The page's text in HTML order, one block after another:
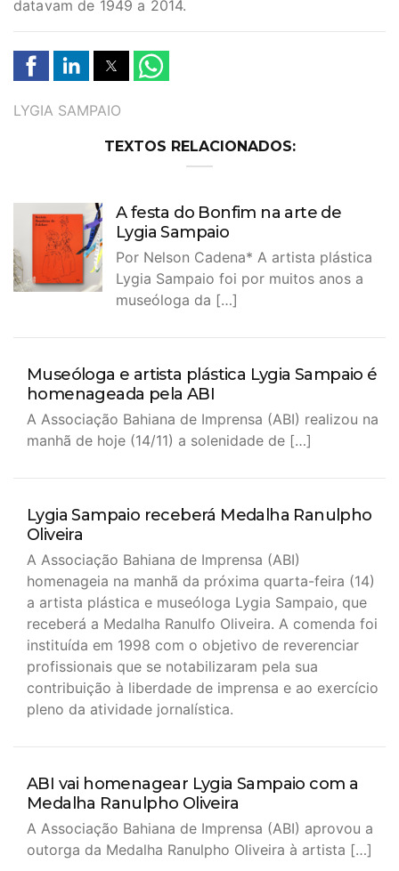
datavam de 1949 a 2014.
TAGS
LYGIA SAMPAIO
TEXTOS RELACIONADOS:
A festa do Bonfim na arte de
Lygia Sampaio
Por Nelson Cadena* A artista plástica
Lygia Sampaio foi por muitos anos a
museóloga da […]
Museóloga e artista plástica Lygia Sampaio é
homenageada pela ABI
A Associação Bahiana de Imprensa (ABI) realizou na
manhã de hoje (14/11) a solenidade de […]
Lygia Sampaio receberá Medalha Ranulpho
Oliveira
A Associação Bahiana de Imprensa (ABI)
homenageia na manhã da próxima quarta-feira (14)
a artista plástica e museóloga Lygia Sampaio, que
receberá a Medalha Ranulfo Oliveira. A comenda foi
instituída em 1998 com o objetivo de reverenciar
profissionais que se notabilizaram pela sua
contribuição à liberdade de imprensa e ao exercício
pleno da atividade jornalística.
ABI vai homenagear Lygia Sampaio com a
Medalha Ranulpho Oliveira
A Associação Bahiana de Imprensa (ABI) aprovou a
outorga da Medalha Ranulpho Oliveira à artista […]